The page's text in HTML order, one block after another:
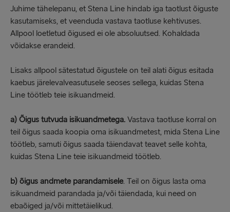
Juhime tähelepanu, et Stena Line hindab iga taotlust õiguste
kasutamiseks, et veenduda vastava taotluse kehtivuses.
Allpool loetletud õigused ei ole absoluutsed. Kohaldada
võidakse erandeid.
Lisaks allpool sätestatud õigustele on teil alati õigus esitada
kaebus järelevalveasutusele seoses sellega, kuidas Stena
Line töötleb teie isikuandmeid.
a) Õigus tutvuda isikuandmetega. Vastava taotluse korral on
teil õigus saada koopia oma isikuandmetest, mida Stena Line
töötleb, samuti õigus saada täiendavat teavet selle kohta,
kuidas Stena Line teie isikuandmeid töötleb.
b) õigus andmete parandamisele. Teil on õigus lasta oma
isikuandmeid parandada ja/või täiendada, kui need on
ebaõiged ja/või mittetäielikud.